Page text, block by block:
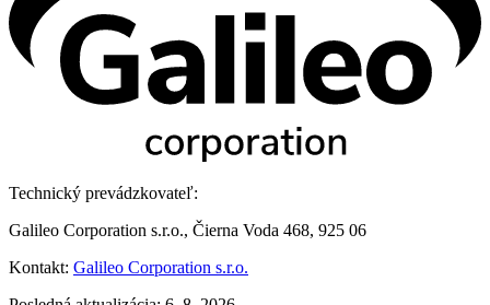
Technický prevádzkovateľ:
Galileo Corporation s.r.o., Čierna Voda 468, 925 06
Kontakt: Galileo Corporation s.r.o.